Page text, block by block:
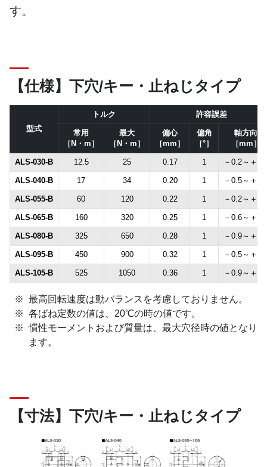
す。
【仕様】下穴/キー・止ねじタイプ
型式
トルク 許容誤差
常用
［N・m］
最大
［N・m］
偏心
［mm］
偏角
［°］
軸方向
［mm］
ALS-030-B 12.5 25 0.17 1 －0.2～＋
ALS-040-B 17 34 0.20 1 －0.5～＋
ALS-055-B 60 120 0.22 1 －0.2～＋
ALS-065-B 160 320 0.25 1 －0.6～＋
ALS-080-B 325 650 0.28 1 －0.9～＋
ALS-095-B 450 900 0.32 1 －0.5～＋
ALS-105-B 525 1050 0.36 1 －0.9～＋
最高回転速度は動バランスを考慮しておりません。
各ばね定数の値は、20℃の時の値です。
慣性モーメントおよび質量は、最大穴径時の値となり
ます。
【寸法】下穴/キー・止ねじタイプ